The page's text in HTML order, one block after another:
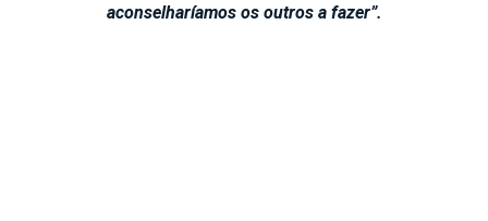
aconselharíamos os outros a fazer”.